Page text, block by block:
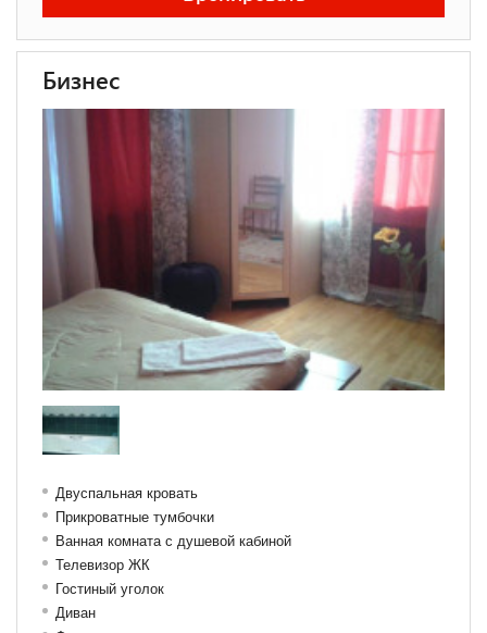
Бизнес
Двуспальная кровать
Прикроватные тумбочки
Ванная комната с душевой кабиной
Телевизор ЖК
Гостиный уголок
Диван